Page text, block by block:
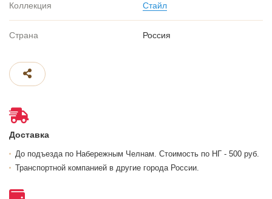
Коллекция Стайл
Страна Россия
Доставка
До подъезда по Набережным Челнам. Стоимость по НГ - 500 руб.
Транспортной компанией в другие города России.